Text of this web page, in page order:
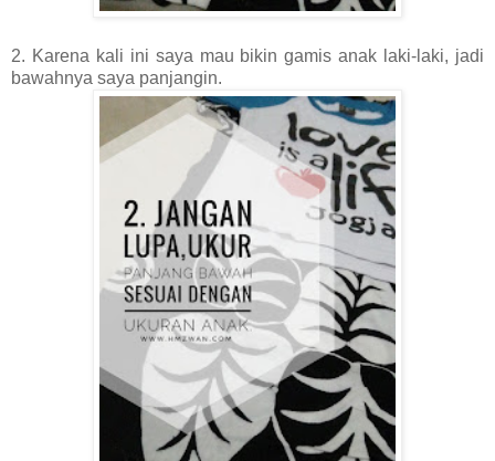
2. Karena kali ini saya mau bikin gamis anak laki-laki, jadi
bawahnya saya panjangin.